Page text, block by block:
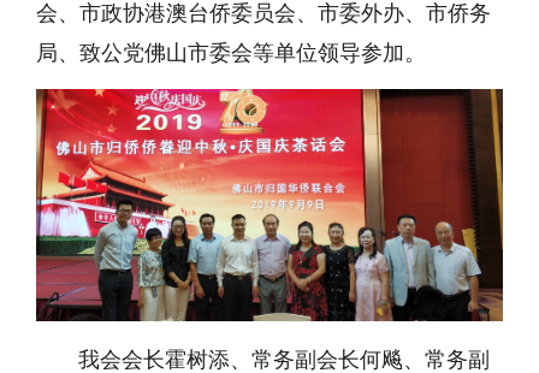
会、市政协港澳台侨委员会、市委外办、市侨务
局、致公党佛山市委会等单位领导参加。
我会会长霍树添、常务副会长何飚、常务副